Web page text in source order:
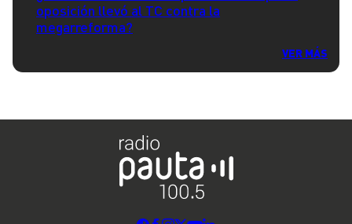
oposición llevó al TC contra la
megarreforma?
VER MÁS